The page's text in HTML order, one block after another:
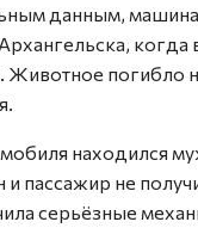
данным, машина
Животное погибло
находился
пассажир не
серьёзные